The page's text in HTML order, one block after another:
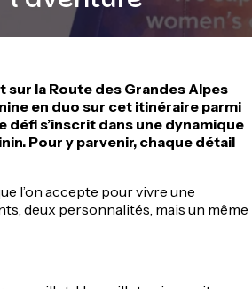
la Route des Grandes Alpes
en duo sur cet itinéraire parmi
défi s’inscrit dans une dynamique
Pour y parvenir, chaque détail
l’on accepte pour vivre une
deux personnalités, mais un même